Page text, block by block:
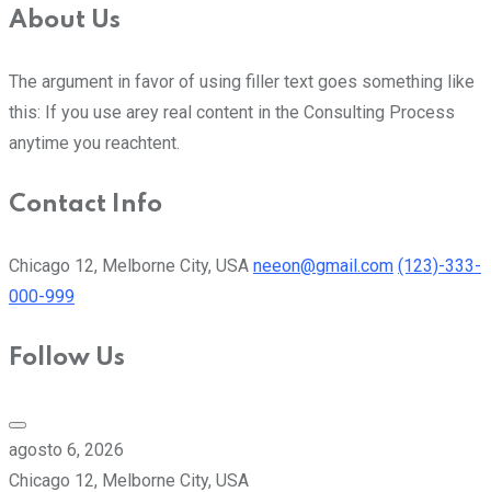
About Us
The argument in favor of using filler text goes something like
this: If you use arey real content in the Consulting Process
anytime you reachtent.
Contact Info
Chicago 12, Melborne City, USA neeon@gmail.com (123)-333-
000-999
Follow Us
agosto 6, 2026
Chicago 12, Melborne City, USA